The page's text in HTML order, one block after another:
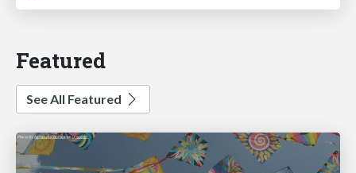
Featured
See All Featured